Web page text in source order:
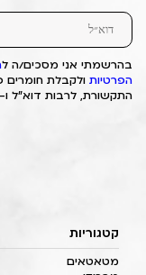
בהרשמתי אני מסכים/ה ל
הפרטיות ולקבלת
התקשורת, לרבות דוא"ל ו-SMS.
קטגוריות
מטאטאים